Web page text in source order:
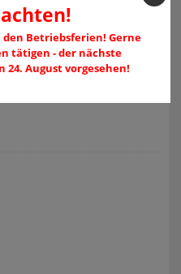
zu verfassen.
Betriebsferien! Gerne
tätigen - der nächste
24. August vorgesehen!